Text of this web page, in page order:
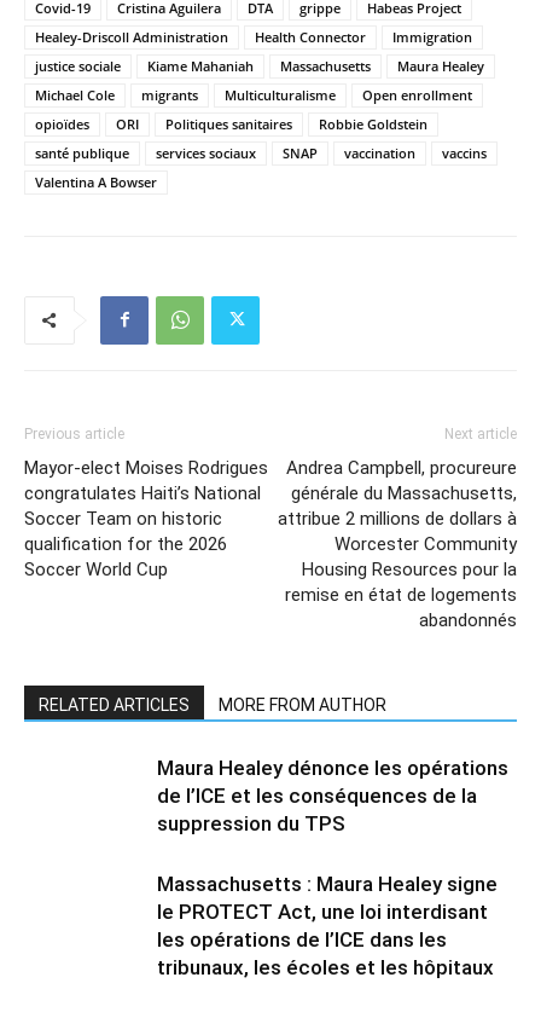
Covid-19 Cristina Aguilera DTA grippe
Habeas Project
Healey-Driscoll Administration
Health Connector
Immigration
justice sociale
Kiame Mahaniah Massachusetts
Maura Healey
Michael Cole
migrants Multiculturalisme
Open enrollment
opioïdes
ORI Politiques sanitaires
Robbie Goldstein
santé publique
services sociaux SNAP vaccination
vaccins
Valentina A Bowser
Previous article
Mayor-elect Moises Rodrigues
congratulates Haiti’s National
Soccer Team on historic
qualification for the 2026
Soccer World Cup
Next article
Andrea Campbell, procureure
générale du Massachusetts,
attribue 2 millions de dollars à
Worcester Community
Housing Resources pour la
remise en état de logements
abandonnés
RELATED ARTICLES MORE FROM AUTHOR
Maura Healey dénonce les opérations
de l’ICE et les conséquences de la
suppression du TPS
Massachusetts : Maura Healey signe
le PROTECT Act, une loi interdisant
les opérations de l’ICE dans les
tribunaux, les écoles et les hôpitaux